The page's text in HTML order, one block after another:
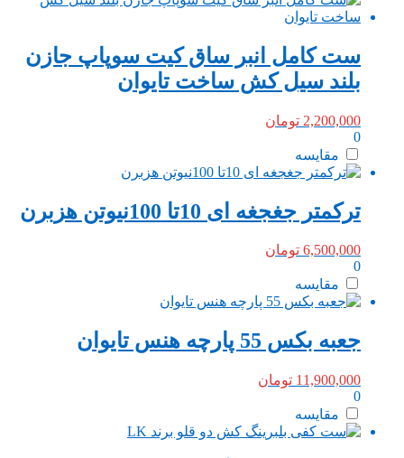
ست کامل انبر ساق کیت سوپاپ جازن
بلند سیل کش ساخت تایوان
2,200,000 تومان
0
مقایسه
ترکمتر جغجغه ای 10تا 100نیوتن هزبرن
6,500,000 تومان
0
مقایسه
جعبه بکس 55 پارچه هنس تایوان
11,900,000 تومان
0
مقایسه